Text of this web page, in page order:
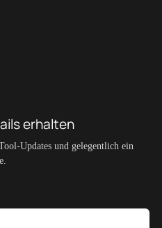
erhalten
Updates und gelegentlich ein